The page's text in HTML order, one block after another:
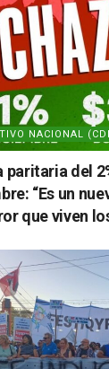
NACIONAL
paritaria del
“Es un
que viven